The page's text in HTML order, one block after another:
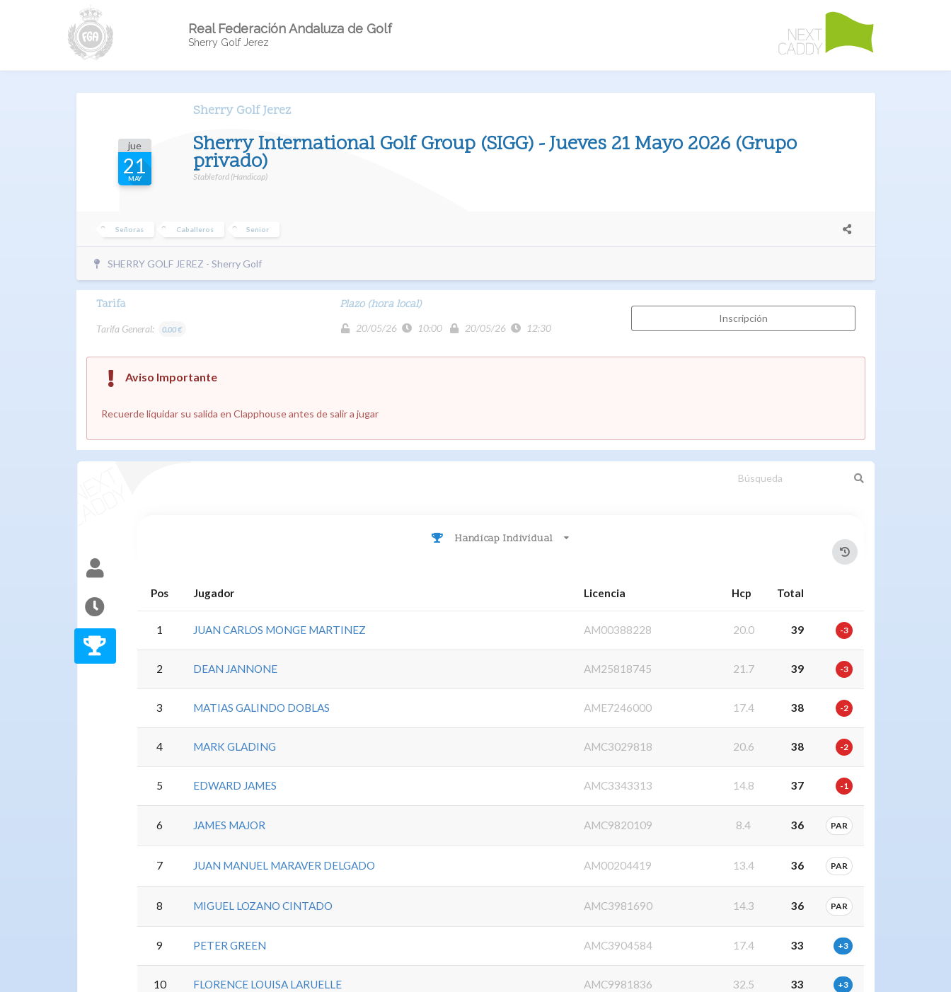
Real Federación Andaluza de Golf
Sherry Golf Jerez
Sherry Golf Jerez
jue
21
MAY
Sherry International Golf Group (SIGG) - Jueves 21 Mayo 2026 (Grupo
privado)
Stableford (Handicap)
Señoras Caballeros Senior
SHERRY GOLF JEREZ - Sherry Golf
Tarifa
Tarifa General: 0.00 €
Plazo (hora local)
20/05/26 10:00 20/05/26 12:30
Inscripción
Aviso Importante
Recuerde liquidar su salida en Clapphouse antes de salir a jugar
Handicap Individual
Pos Jugador Licencia Hcp Total
1 JUAN CARLOS MONGE MARTINEZ AM00388228 20.0 39 -3
2 DEAN JANNONE AM25818745 21.7 39 -3
3 MATIAS GALINDO DOBLAS AME7246000 17.4 38 -2
4 MARK GLADING AMC3029818 20.6 38 -2
5 EDWARD JAMES AMC3343313 14.8 37 -1
6 JAMES MAJOR AMC9820109 8.4 36 PAR
7 JUAN MANUEL MARAVER DELGADO AM00204419 13.4 36 PAR
8 MIGUEL LOZANO CINTADO AMC3981690 14.3 36 PAR
9 PETER GREEN AMC3904584 17.4 33 +3
10 FLORENCE LOUISA LARUELLE AMC9981836 32.5 33 +3